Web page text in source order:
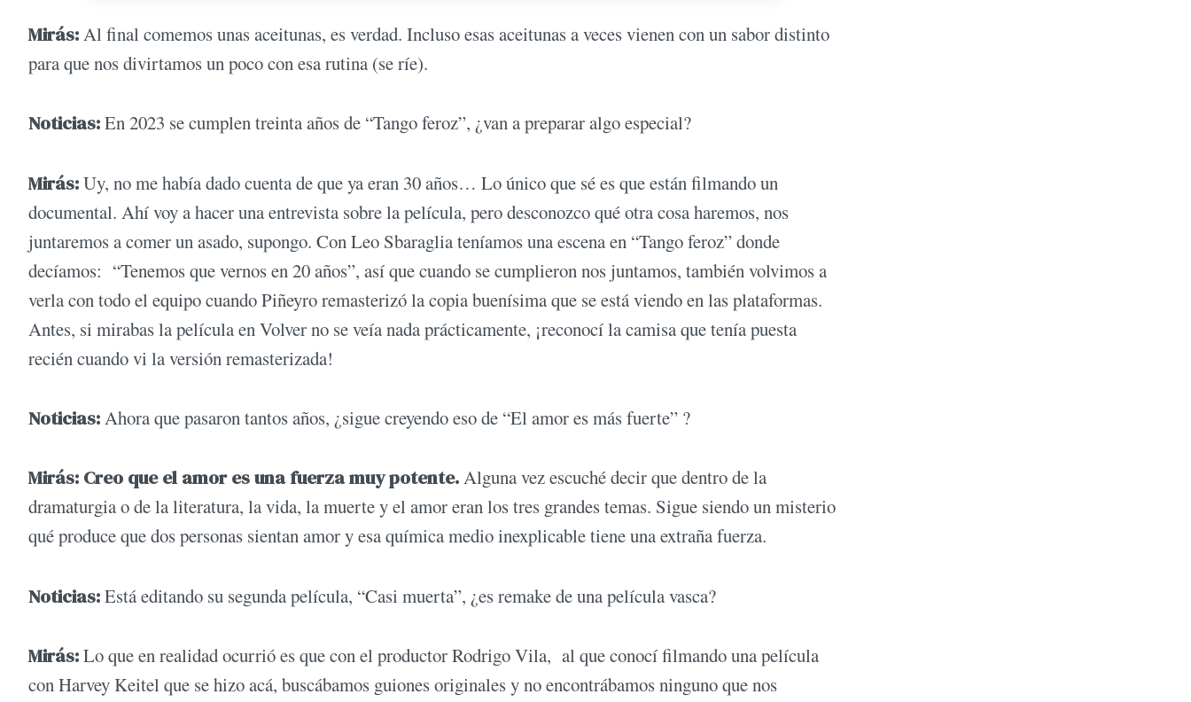
Mirás:Al final comemos unas aceitunas, es verdad. Incluso esas aceitunas a veces vienen con un sabor distinto
para que nos divirtamos un poco con esa rutina (se ríe).
Noticias:En 2023 se cumplen treinta años de “Tango feroz”, ¿van a preparar algo especial?
Mirás:Uy, no me había dado cuenta de que ya eran 30 años… Lo único que sé es que están filmando un
documental. Ahí voy a hacer una entrevista sobre la película, pero desconozco qué otra cosa haremos, nos
juntaremos a comer un asado, supongo. Con Leo Sbaraglia teníamos una escena en “Tango feroz” donde
decíamos: “Tenemos que vernos en 20 años”, así que cuando se cumplieron nos juntamos, también volvimos a
verla con todo el equipo cuando Piñeyro remasterizó la copia buenísima que se está viendo en las plataformas.
Antes, si mirabas la película en Volver no se veía nada prácticamente, ¡reconocí la camisa que tenía puesta
recién cuando vi la versión remasterizada!
Noticias:Ahora que pasaron tantos años, ¿sigue creyendo eso de “El amor es más fuerte” ?
Mirás: Creo que el amor es una fuerza muy potente.Alguna vez escuché decir que dentro de la
dramaturgia o de la literatura, la vida, la muerte y el amor eran los tres grandes temas. Sigue siendo un misterio
qué produce que dos personas sientan amor y esa química medio inexplicable tiene una extraña fuerza.
Noticias:Está editando su segunda película, “Casi muerta”, ¿es remake de una película vasca?
Mirás:Lo que en realidad ocurrió es que con el productor Rodrigo Vila, al que conocí filmando una película
con Harvey Keitel que se hizo acá, buscábamos guiones originales y no encontrábamos ninguno que nos